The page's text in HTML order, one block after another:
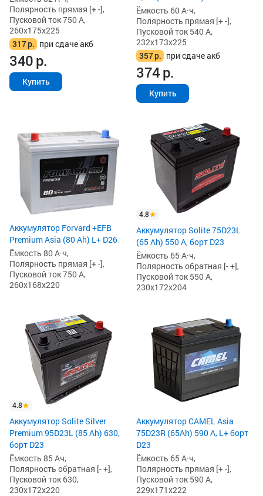
Полярность прямая [+ -],
Пусковой ток 750 А,
260x175x225
317р. при сдаче акб
340р.
Купить
Ёмкость 60 А·ч,
Полярность прямая [+ -],
Пусковой ток 540 А,
232x173x225
357р. при сдаче акб
374р.
Купить
Аккумулятор Forvard +EFB
Premium Asia (80 Ah) L+ D26
Ёмкость 80 А·ч,
Полярность прямая [+ -],
Пусковой ток 750 А,
260x168x220
4.8
Аккумулятор Solite 75D23L
(65 Ah) 550 А, борт D23
Ёмкость 65 А·ч,
Полярность обратная [- +],
Пусковой ток 550 А,
230x172x204
4.8
Аккумулятор Solite Silver
Premium 95D23L (85 Ah) 630,
борт D23
Ёмкость 85 Ач,
Полярность обратная [- +],
Пусковой ток 630,
230x172x220
Аккумулятор CAMEL Asia
75D23R (65Ah) 590 А, L+ борт
D23
Ёмкость 65 А·ч,
Полярность прямая [+ -],
Пусковой ток 590 А,
229x171x222